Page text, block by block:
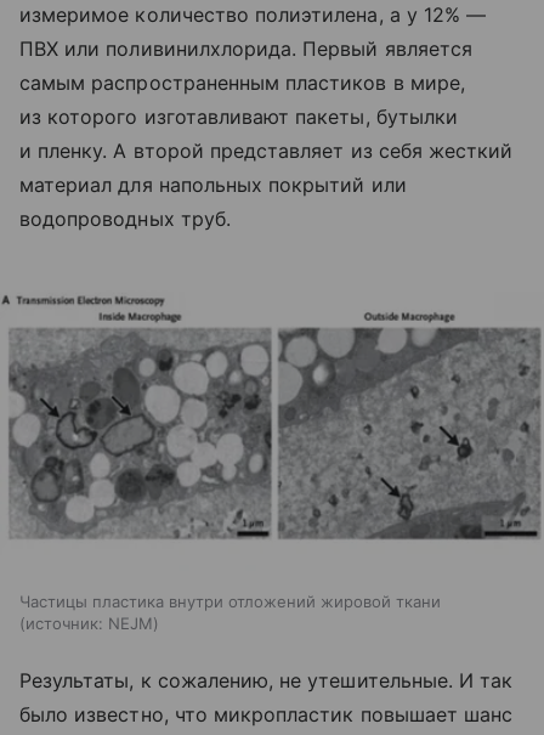
измеримое количество полиэтилена, а у 12% —
ПВХ или поливинилхлорида. Первый является
самым распространенным пластиков в мире,
из которого изготавливают пакеты, бутылки
и пленку. А второй представляет из себя жесткий
материал для напольных покрытий или
водопроводных труб.
Частицы пластика внутри отложений жировой ткани
источник: NEJM
Результаты, к сожалению, не утешительные. И так
было известно, что микропластик повышает шанс